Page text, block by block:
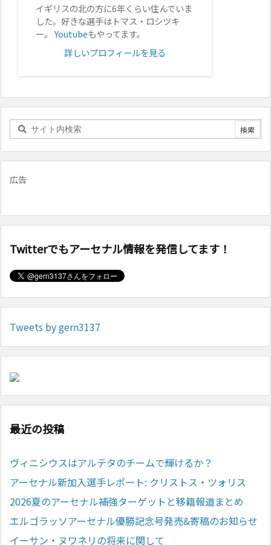
イギリスの北の方に6年くらい住んでいま
した。好きな選手はトマス・ロシツキ
ー。Youtubeもやってます。
詳しいプロフィールを見る
広告
Twitterでもアーセナル情報を発信してます！
Tweets by gern3137
最近の投稿
ヴィニシウスはアルテタのチームで輝けるか？
アーセナル新加入選手レポート: クリストス・ツォリス
2026夏のアーセナル補強ターゲットと移籍報道まとめ
エルゴラッソアーセナル優勝記念号発売&寄稿のお知らせ
イーサン・ヌワネリの将来に関して